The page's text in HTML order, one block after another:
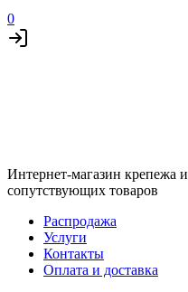
0
Интернет-магазин крепежа и
сопутствующих товаров
Распродажа
Услуги
Контакты
Оплата и доставка